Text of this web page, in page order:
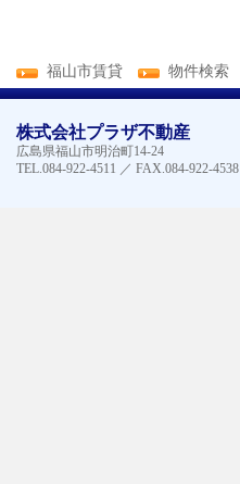
福山市賃貸 物件検索
株式会社プラザ不動産
広島県福山市明治町14-24
TEL.084-922-4511 ／ FAX.084-922-4538